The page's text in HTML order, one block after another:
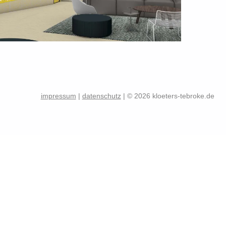
impressum | datenschutz | © 2026 kloeters-tebroke.de